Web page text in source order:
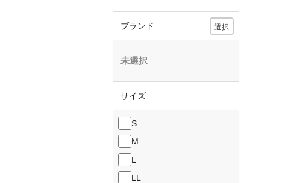
ブランド 選択
未選択
サイズ
S
M
L
LL